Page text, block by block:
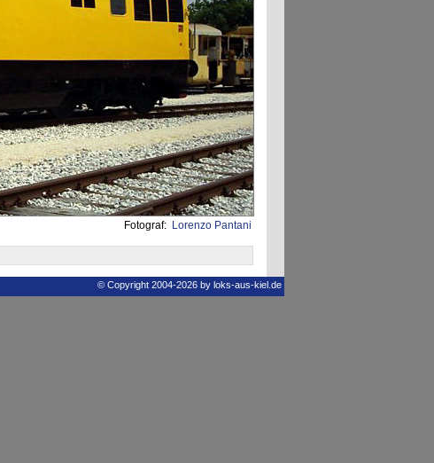
Fotograf: Lorenzo Pantani
© Copyright 2004-2026 by loks-aus-kiel.de